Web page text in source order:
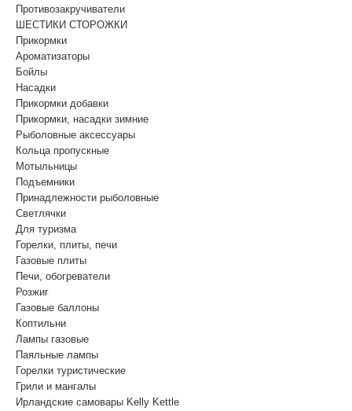
Противозакручиватели
ШЕСТИКИ СТОРОЖКИ
Прикормки
Ароматизаторы
Бойлы
Насадки
Прикормки добавки
Прикормки, насадки зимние
Рыболовные аксессуары
Кольца пропускные
Мотыльницы
Подъемники
Принадлежности рыболовные
Светлячки
Для туризма
Горелки, плиты, печи
Газовые плиты
Печи, обогреватели
Розжиг
Газовые баллоны
Коптильни
Лампы газовые
Паяльные лампы
Горелки туристические
Грили и мангалы
Ирландские самовары Kelly Kettle